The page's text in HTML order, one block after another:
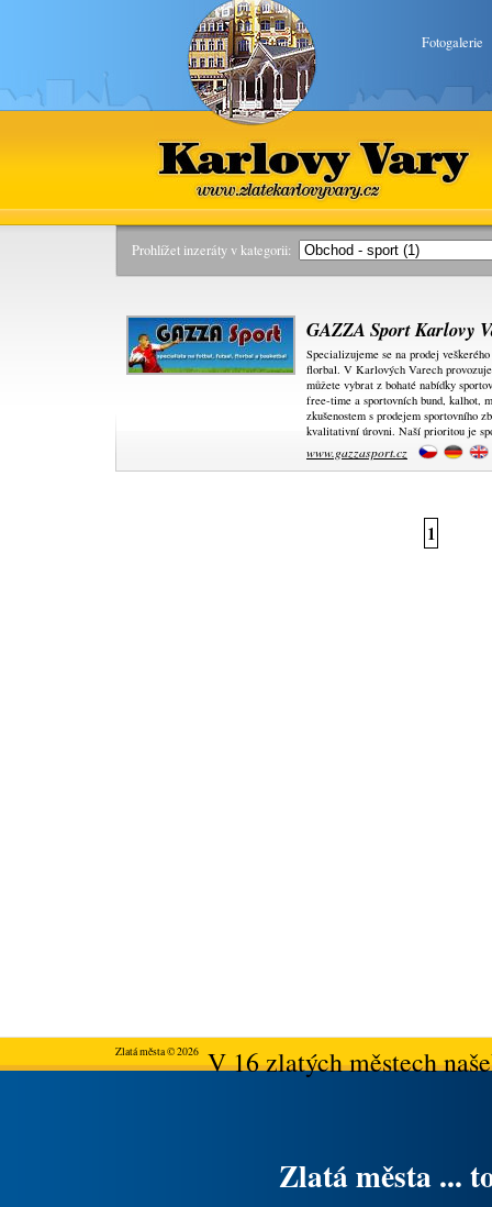
Fotogalerie
Karlovy Vary
www.zlatekarlovyvary.cz
Prohlížet inzeráty v kategorii:
GAZZA Sport Karlovy
Specializujeme se na prodej
florbal. V Karlových Varech
můžete vybrat z bohaté nabídky
free-time a sportovních bund,
zkušenostem s prodejem sportovního
kvalitativní úrovni. Naší prioritou je
www.gazzasport.cz
1
Zlatá města © 2026V 16 zlatých městech
Zlatá města ...